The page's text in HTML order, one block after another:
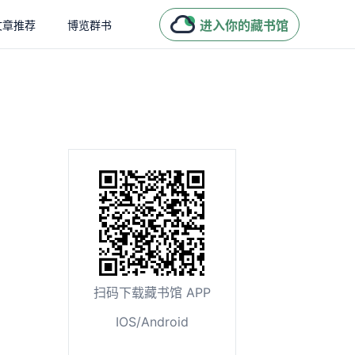
章推荐 博览群书 进入你的藏书馆
扫码下载藏书馆 APP
IOS/Android